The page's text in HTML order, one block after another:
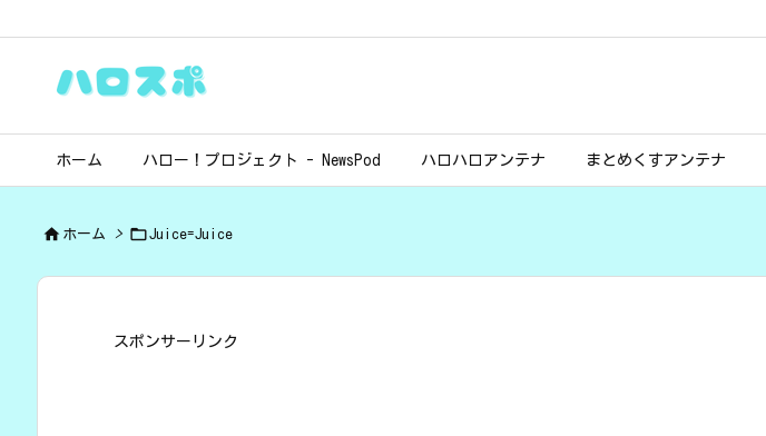
ホーム ハロー！プロジェクト - NewsPod ハロハロアンテナ まとめくすアンテナ
 ホーム > Juice=Juice
スポンサーリンク